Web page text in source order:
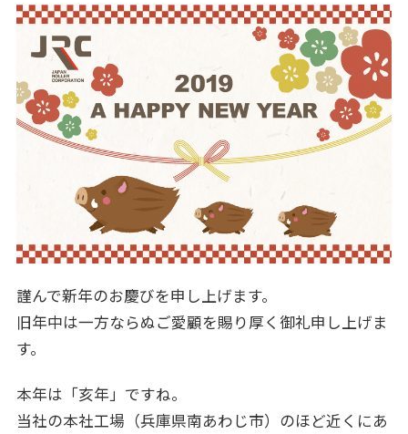
謹んで新年のお慶びを申し上げます。
旧年中は一方ならぬご愛顧を賜り厚く御礼申し上げま
す。
本年は「亥年」ですね。
当社の本社工場（兵庫県南あわじ市）のほど近くにあ